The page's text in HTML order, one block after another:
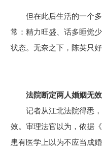
但在此后生活的一个多
常：精力旺盛、话多睡觉
状态。无奈之下，陈英只
法院断定两人婚姻无效
记者从江北法院得悉，
效。审理法官以为，依据
患有医学上以为不应当成